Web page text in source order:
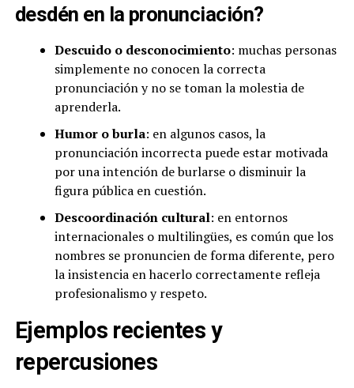
desdén en la pronunciación?
Descuido o desconocimiento: muchas personas
simplemente no conocen la correcta
pronunciación y no se toman la molestia de
aprenderla.
Humor o burla: en algunos casos, la
pronunciación incorrecta puede estar motivada
por una intención de burlarse o disminuir la
figura pública en cuestión.
Descoordinación cultural: en entornos
internacionales o multilingües, es común que los
nombres se pronuncien de forma diferente, pero
la insistencia en hacerlo correctamente refleja
profesionalismo y respeto.
Ejemplos recientes y
repercusiones